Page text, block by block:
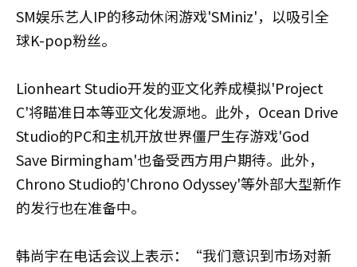
SM娱乐艺人IP的移动休闲游戏'SMiniz'，以吸引全
球K-pop粉丝。
Lionheart Studio开发的亚文化养成模拟'Project
C'将瞄准日本等亚文化发源地。此外，Ocean Drive
Studio的PC和主机开放世界僵尸生存游戏'God
Save Birmingham'也备受西方用户期待。此外，
Chrono Studio的'Chrono Odyssey'等外部大型新作
的发行也在准备中。
韩尚宇在电话会议上表示：“我们意识到市场对新